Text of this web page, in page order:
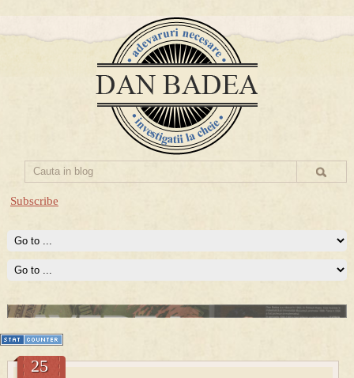
Subscribe
Prima mea carte publicata (Nemira)
Averea Presedintelui: prima lucrare despre controversatele
conturi secrete ale Securitatii.
25